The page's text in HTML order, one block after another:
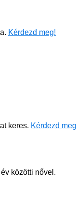
Kérdezd meg!
keres. Kérdezd
közötti nővel.